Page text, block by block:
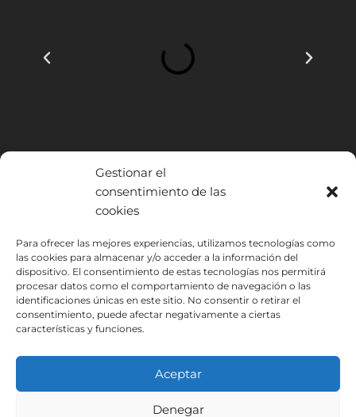
Gestionar el
consentimiento de las
cookies
Para ofrecer las mejores experiencias, utilizamos tecnologías como
las cookies para almacenar y/o acceder a la información del
dispositivo. El consentimiento de estas tecnologías nos permitirá
procesar datos como el comportamiento de navegación o las
identificaciones únicas en este sitio. No consentir o retirar el
consentimiento, puede afectar negativamente a ciertas
características y funciones.
Aceptar
Denegar
INSTITUTO HISPANICO DE MURCIA, SOCIEDAD LIMITADA ha sido
beneficiario del Fondo Europeo de Desarrollo Regional cuyo objetivo
es mejorar el uso y la calidad de las tecnologías de la información y de
las comunicaciones y el acceso a las mismas y gracias al que ha
podido implantar las siguientes soluciones: Presencia web a través de
página propia. Esta acción ha tenido lugar durante 2020. Para ello ha
contado con el apoyo del programa TIC Cámaras de la Cámara de